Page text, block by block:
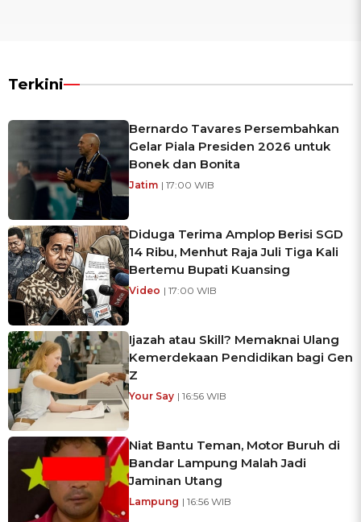
Terkini
Bernardo Tavares Persembahkan
Gelar Piala Presiden 2026 untuk
Bonek dan Bonita
Jatim | 17:00 WIB
Diduga Terima Amplop Berisi SGD
14 Ribu, Menhut Raja Juli Tiga Kali
Bertemu Bupati Kuansing
Video | 17:00 WIB
Ijazah atau Skill? Memaknai Ulang
Kemerdekaan Pendidikan bagi Gen
Z
Your Say | 16:56 WIB
Niat Bantu Teman, Motor Buruh di
Bandar Lampung Malah Jadi
Jaminan Utang
Lampung | 16:56 WIB